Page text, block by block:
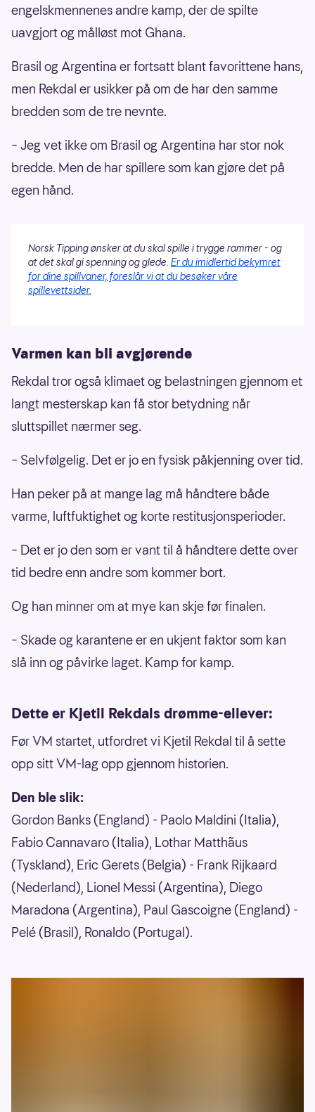
engelskmennenes andre kamp, der de spilte
uavgjort og målløst mot Ghana.
Brasil og Argentina er fortsatt blant favorittene hans,
men Rekdal er usikker på om de har den samme
bredden som de tre nevnte.
– Jeg vet ikke om Brasil og Argentina har stor nok
bredde. Men de har spillere som kan gjøre det på
egen hånd.
Norsk Tipping ønsker at du skal spille i trygge rammer - og
at det skal gi spenning og glede. Er du imidlertid bekymret
for dine spillvaner, foreslår vi at du besøker våre
spillevettsider.
Varmen kan bli avgjørende
Rekdal tror også klimaet og belastningen gjennom et
langt mesterskap kan få stor betydning når
sluttspillet nærmer seg.
– Selvfølgelig. Det er jo en fysisk påkjenning over tid.
Han peker på at mange lag må håndtere både
varme, luftfuktighet og korte restitusjonsperioder.
– Det er jo den som er vant til å håndtere dette over
tid bedre enn andre som kommer bort.
Og han minner om at mye kan skje før finalen.
– Skade og karantene er en ukjent faktor som kan
slå inn og påvirke laget. Kamp for kamp.
Dette er Kjetil Rekdals drømme-ellever:
Før VM startet, utfordret vi Kjetil Rekdal til å sette
opp sitt VM-lag opp gjennom historien.
Den ble slik:
Gordon Banks (England) - Paolo Maldini (Italia),
Fabio Cannavaro (Italia), Lothar Matthãus
(Tyskland), Eric Gerets (Belgia) - Frank Rijkaard
(Nederland), Lionel Messi (Argentina), Diego
Maradona (Argentina), Paul Gascoigne (England) -
Pelé (Brasil), Ronaldo (Portugal).